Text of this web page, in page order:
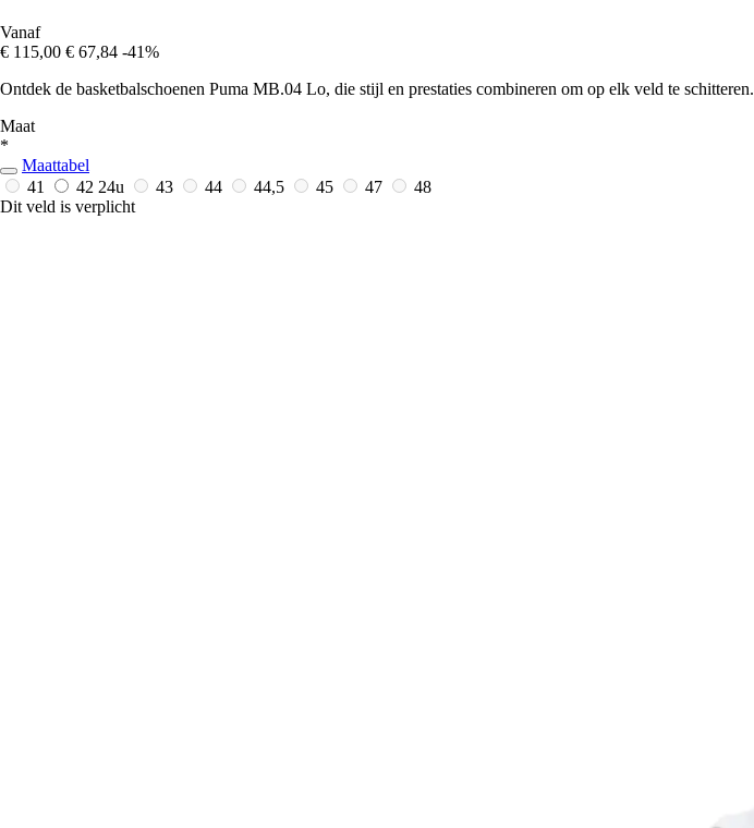
Vanaf
€ 115,00 € 67,84 -41%
Ontdek de basketbalschoenen Puma MB.04 Lo, die stijl en prestaties combineren om op elk veld te schitteren.
Maat
*
Maattabel
41
42 24u 43 44 44,5 45 47
48
Dit veld is verplicht